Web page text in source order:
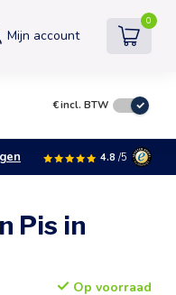
Mijn account
0
€incl. BTW
4.8 /5
Pis in
Op voorraad